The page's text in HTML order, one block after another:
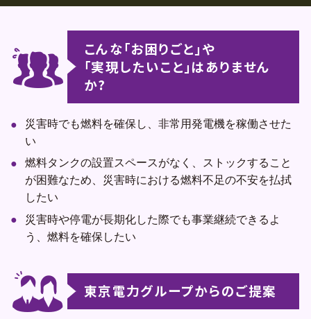
ホーム
商材一覧
企業一覧
地域のお困りごとを解決します
こんな｢お困りごと｣や
｢実現したいこと｣はありません
か?
災害時でも燃料を確保し、非常用発電機を稼働させた
い
燃料タンクの設置スペースがなく、ストックすること
が困難なため、災害時における燃料不足の不安を払拭
したい
災害時や停電が長期化した際でも事業継続できるよ
う、燃料を確保したい
東京電力グループからのご提案